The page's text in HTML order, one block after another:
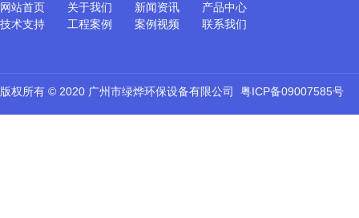
版权所有 © 2020 广州市绿烨环保设备有限公司 粤ICP备09007585号
网站首页 关于我们 新闻资讯
产品中心
技术支持
工程案例 案例视频 联系我们